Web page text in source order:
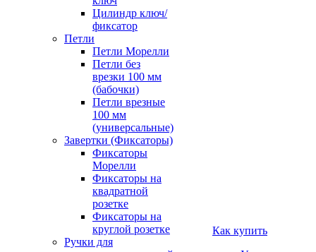
Цилиндр ключ/
фиксатор
Петли
Петли Морелли
Петли без
врезки 100 мм
(бабочки)
Петли врезные
100 мм
(универсальные)
Завертки (Фиксаторы)
Фиксаторы
Морелли
Фиксаторы на
квадратной
розетке
Фиксаторы на
круглой розетке
Ручки для
Как купить